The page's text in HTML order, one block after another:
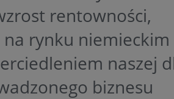
rentowności,
na rynku niemieckim
naszej
biznesu